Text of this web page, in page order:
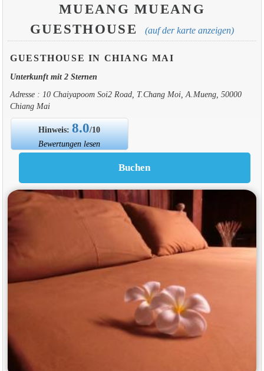
MUEANG MUEANG
GUESTHOUSE
(auf der karte anzeigen)
GUESTHOUSE IN CHIANG MAI
Unterkunft mit 2 Sternen
Adresse : 10 Chaiyapoom Soi2 Road, T.Chang Moi, A.Mueng, 50000
Chiang Mai
Hinweis:8.0/10
Bewertungen lesen